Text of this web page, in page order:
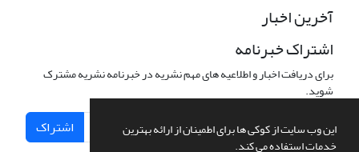
این وب سایت از کوکی ها برای اطمینان از ارائه بهترین
خدمات استفاده می کند.
آخرین اخبار
اشتراک خبرنامه
برای دریافت اخبار و اطلاعیه های مهم نشریه در خبرنامه نشریه مشترک
شوید.
اشتراک